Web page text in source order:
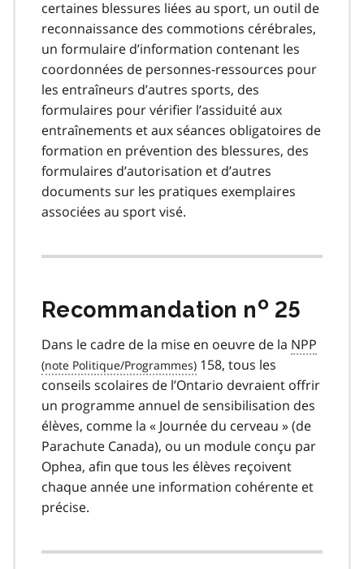
certaines blessures liées au sport, un outil de
reconnaissance des commotions cérébrales,
un formulaire d’information contenant les
coordonnées de personnes-ressources pour
les entraîneurs d’autres sports, des
formulaires pour vérifier l’assiduité aux
entraînements et aux séances obligatoires de
formation en prévention des blessures, des
formulaires d’autorisation et d’autres
documents sur les pratiques exemplaires
associées au sport visé.
Recommandation no 25
Dans le cadre de la mise en oeuvre de la NPP
158, tous les
conseils scolaires de l’Ontario devraient offrir
un programme annuel de sensibilisation des
élèves, comme la « Journée du cerveau » (de
Parachute Canada), ou un module conçu par
Ophea, afin que tous les élèves reçoivent
chaque année une information cohérente et
précise.